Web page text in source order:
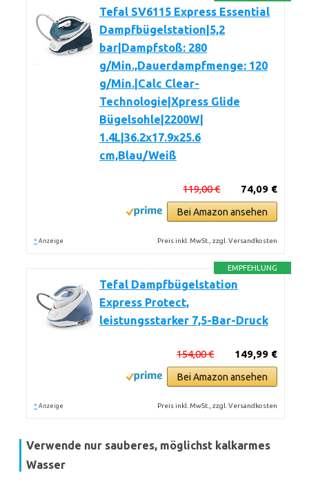
Tefal SV6115 Express Essential
Dampfbügelstation|5,2
bar|Dampfstoß: 280
g/Min.,Dauerdampfmenge: 120
g/Min.|Calc Clear-
Technologie|Xpress Glide
Bügelsohle|2200W|
1.4L|36.2x17.9x25.6
cm,Blau/Weiß
74,09 €
119,00 €
Bei Amazon ansehen
* Anzeige Preis inkl. MwSt., zzgl. Versandkosten
EMPFEHLUNG
Tefal Dampfbügelstation
Express Protect,
leistungsstarker 7,5-Bar-Druck
149,99 €
154,00 €
Bei Amazon ansehen
* Anzeige Preis inkl. MwSt., zzgl. Versandkosten
Verwende nur sauberes, möglichst kalkarmes
Wasser